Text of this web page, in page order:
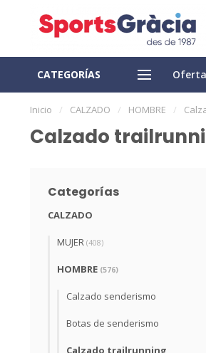
CATEGORÍAS
ENTREGA EXPRESS
Inicio / CALZADO / HOMBRE /
Calzado
Categorías
CALZADO
MUJER (408)
HOMBRE (576)
Calzado senderismo
Botas de senderismo
Calzado trailrunning